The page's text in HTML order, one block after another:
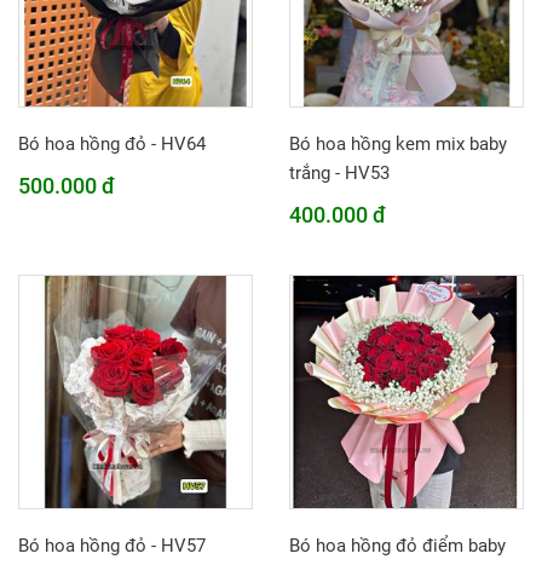
Bó hoa hồng đỏ - HV64
500.000 đ
Bó hoa hồng kem mix baby
trắng - HV53
400.000 đ
Bó hoa hồng đỏ - HV57
Bó hoa hồng đỏ điểm baby